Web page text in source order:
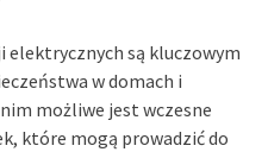
są kluczowym
w domach i
możliwe jest wczesne
które mogą prowadzić do